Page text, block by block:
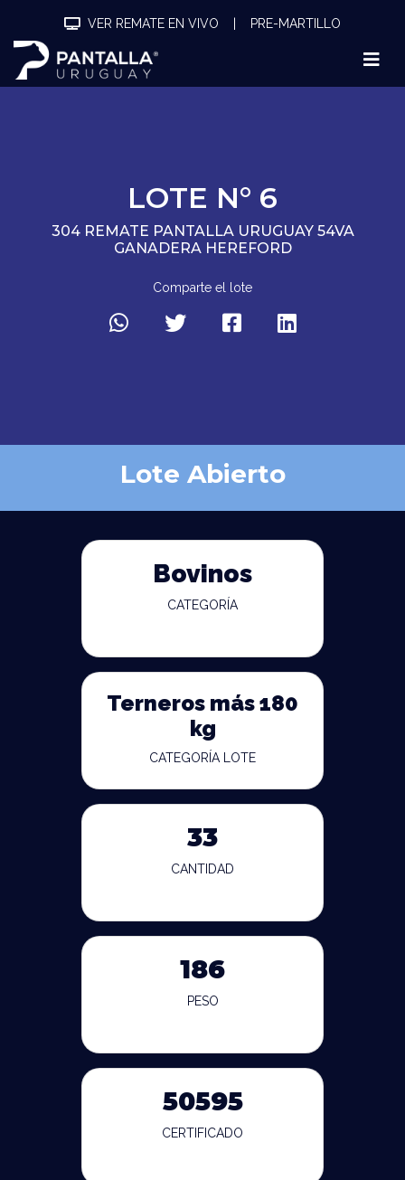
VER REMATE EN VIVO PRE-MARTILLO
LOTE N° 6
304 REMATE PANTALLA URUGUAY 54VA
GANADERA HEREFORD
Comparte el lote
Lote Abierto
Bovinos
CATEGORÍA
Terneros más 180
kg
CATEGORÍA LOTE
33
CANTIDAD
186
PESO
50595
CERTIFICADO